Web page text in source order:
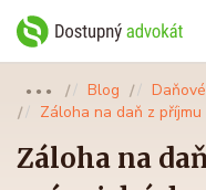
●●● Blog
Záloha na daň z
Záloha na